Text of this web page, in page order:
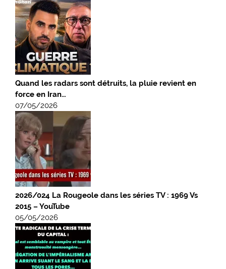
Quand les radars sont détruits, la pluie revient en
force en Iran…
07/05/2026
2026/024 La Rougeole dans les séries TV : 1969 Vs
2015 – YouTube
05/05/2026